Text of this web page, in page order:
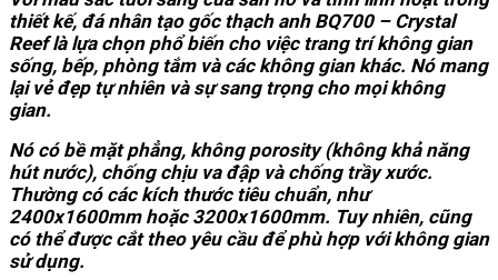
thiết kế, đá nhân tạo gốc thạch anh BQ700 – Crystal
Reef là lựa chọn phổ biến cho việc trang trí không gian
sống, bếp, phòng tắm và các không gian khác. Nó mang
lại vẻ đẹp tự nhiên và sự sang trọng cho mọi không
gian.
Nó có bề mặt phẳng, không porosity (không khả năng
hút nước), chống chịu va đập và chống trầy xước.
Thường có các kích thước tiêu chuẩn, như
2400x1600mm hoặc 3200x1600mm. Tuy nhiên, cũng
có thể được cắt theo yêu cầu để phù hợp với không gian
sử dụng.